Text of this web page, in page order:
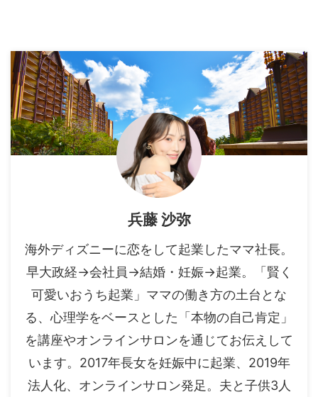
兵藤 沙弥
海外ディズニーに恋をして起業したママ社長。
早大政経→会社員→結婚・妊娠→起業。「賢く
可愛いおうち起業」ママの働き方の土台とな
る、心理学をベースとした「本物の自己肯定」
を講座やオンラインサロンを通じてお伝えして
います。2017年長女を妊娠中に起業、2019年
法人化、オンラインサロン発足。夫と子供3人